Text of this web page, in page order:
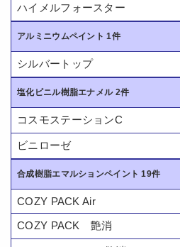
ハイメルフォースター
アルミニウムペイント 1件
シルバートップ
塩化ビニル樹脂エナメル 2件
コスモステーションC
ビニローゼ
合成樹脂エマルションペイント 19件
COZY PACK Air
COZY PACK 艶消